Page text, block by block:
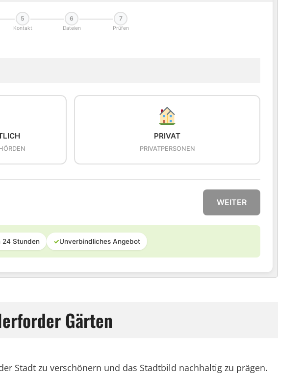
5
Kontakt
6
Dateien
7
Prüfen
PRIVAT
PRIVATPERSONEN
WEITER
24 Stunden ✓Unverbindliches Angebot
Gärten
Stadt zu verschönern und das Stadtbild nachhaltig zu prägen.